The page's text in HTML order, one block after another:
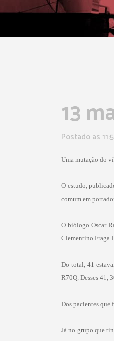
13
Postado as
Uma mutação do
O estudo,
comum em
O biólogo Oscar
Clementino Fraga
Do total, 41
R70Q. Desses 41,
Dos pacientes que
Já no grupo que